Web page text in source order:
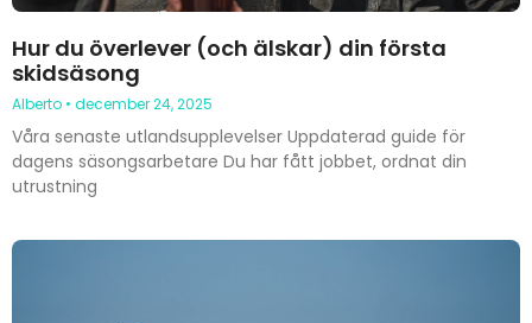
Hur du överlever (och älskar) din första
skidsäsong
Alberto december 24, 2025
Våra senaste utlandsupplevelser Uppdaterad guide för
dagens säsongsarbetare Du har fått jobbet, ordnat din
utrustning